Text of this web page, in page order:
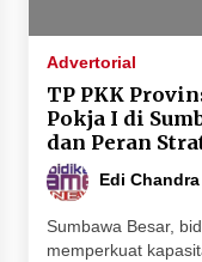
HUT ke-46 Dekranas
Ny. Selvi Gibran
Promosikan Tenun
4 minggu ago
Bupati H. Jarot : Demi
Advertorial
TP PKK
Pokja I di
dan Peran
Edi Chandra
Sumbawa Besar,
memperkuat